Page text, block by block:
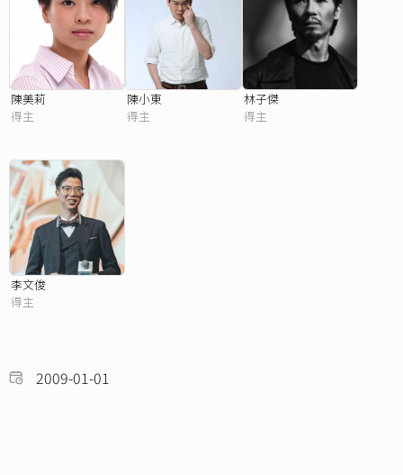
陳美莉
得主
陳小東
得主
林子傑
得主
李文俊
得主
2009-01-01